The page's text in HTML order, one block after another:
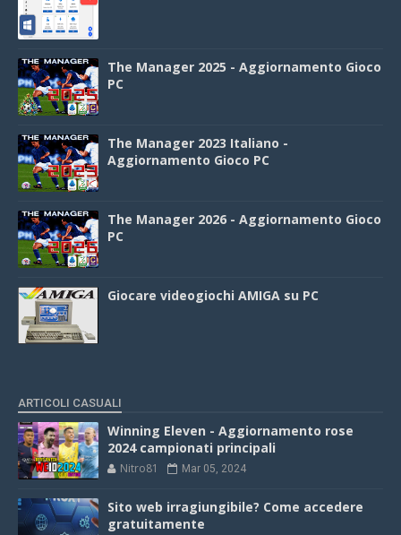
The Manager 2025 - Aggiornamento Gioco
PC
The Manager 2023 Italiano -
Aggiornamento Gioco PC
The Manager 2026 - Aggiornamento Gioco
PC
Giocare videogiochi AMIGA su PC
ARTICOLI CASUALI
Winning Eleven - Aggiornamento rose
2024 campionati principali
Nitro81 Mar 05, 2024
Sito web irragiungibile? Come accedere
gratuitamente